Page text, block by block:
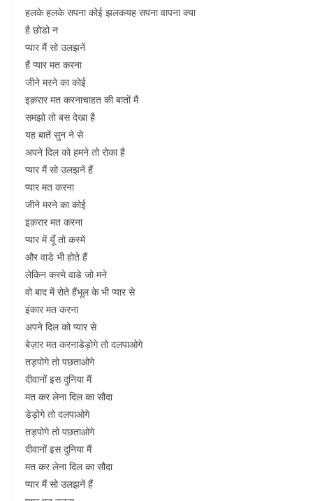
हलके हलके सपना कोई झलकयह सपना वापना क्या
है छोडो न
प्यार मैं सो उलझनें
हैं प्यार मत करना
जीने मरने का कोई
इक़रार मत करनाचाहत की बातों मैं
समझो तो बस देखा है
यह बातें सुन ने से
अपने दिल को हमने तो रोका है
प्यार मैं सो उलझनें हैं
प्यार मत करना
जीने मरने का कोई
इक़रार मत करना
प्यार में यूँ तो कस्में
और वाडे भी होते हैं
लेकिन कस्मे वाडे जो मने
वो बाद में रोते हैंभूल के भी प्यार से
इंकार मत करना
अपने दिल को प्यार से
बेज़ार मत करनाडेड़ोगे तो दलपाओगे
तड़पोगे तो पछताओगे
दीवानों इस दुनिया मैं
मत कर लेना दिल का सौदा
डेड़ोगे तो दलपाओगे
तड़पोगे तो पछताओगे
दीवानों इस दुनिया मैं
मत कर लेना दिल का सौदा
प्यार मैं सो उलझनें हैं